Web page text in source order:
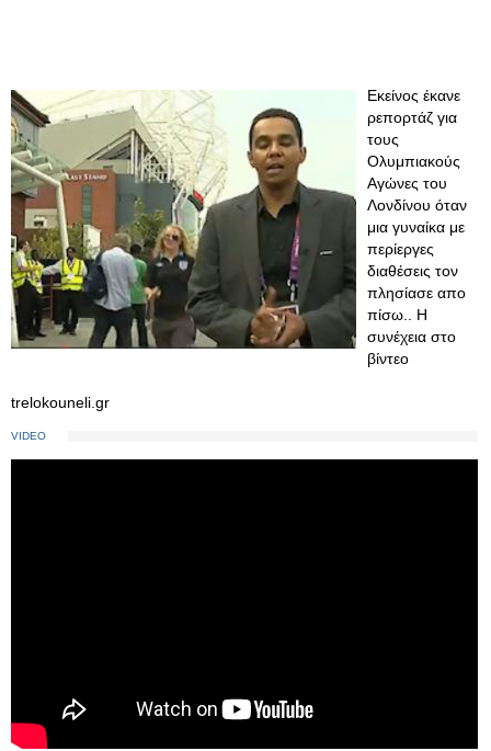
Εκείνος έκανε
ρεπορτάζ για
τους
Ολυμπιακούς
Αγώνες του
Λονδίνου όταν
μια γυναίκα με
περίεργες
διαθέσεις τον
πλησίασε απο
πίσω.. Η
συνέχεια στο
βίντεο
trelokouneli.gr
VIDEO